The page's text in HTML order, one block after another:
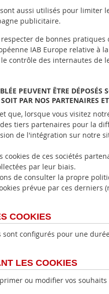
aussi utilisés pour limiter
publicitaire.
de bonnes
IAB Europe relative à
contrôle des internautes de
PEUVENT ÊTRE DÉPOSÉS
PAR NOS PARTENAIRES
que, lorsque vous visitez
tiers partenaires pour la
de l'intégration sur notre
cookies de ces sociétés
par leur biais.
de consulter la propre
prévue par ces derniers
COOKIES
sont configurés pour une
LES COOKIES
ou modifier vos